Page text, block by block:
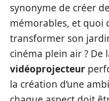
synonyme de créer
mémorables, et quoi
transformer son
cinéma plein air ? De
vidéoprojecteur
la création d’une